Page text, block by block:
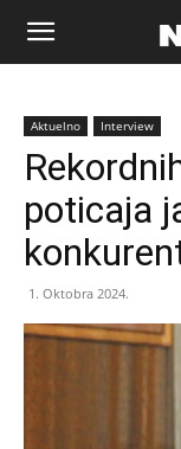
Naša
riječ
Zenica
Aktuelno Interview
poticaja
1. Oktobra 2024.